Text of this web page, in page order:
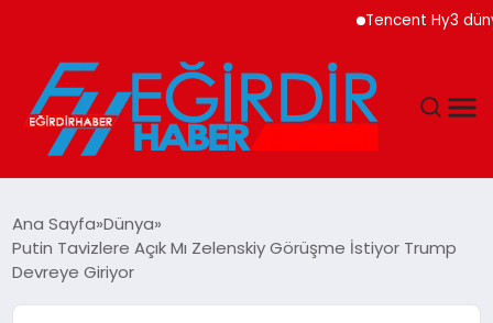
Tencent Hy3 dünya
Ana Sayfa Dünya
Putin Tavizlere Açık Mı Zelenskiy Görüşme İstiyor Trump
Devreye Giriyor